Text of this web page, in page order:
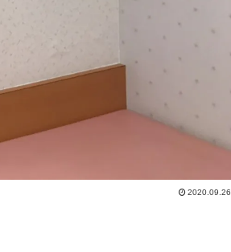
2020.09.26